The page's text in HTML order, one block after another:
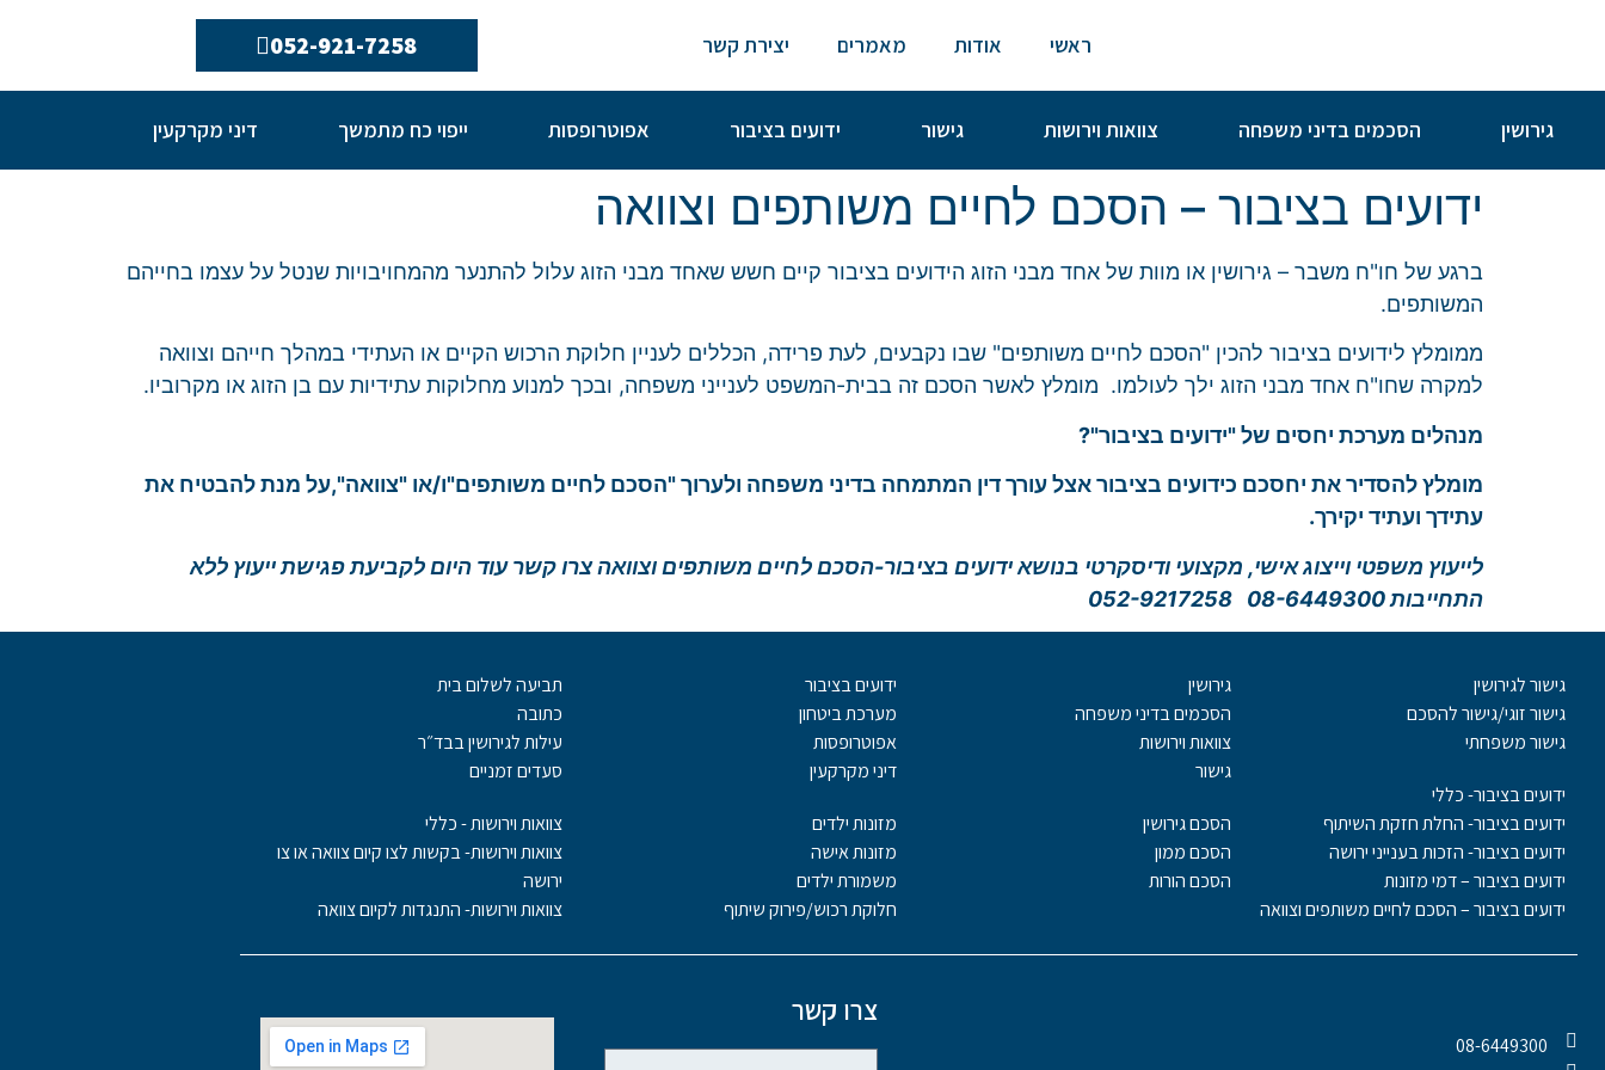
ראשי אודות מאמרים יצירת קשר 052-921-7258
גירושין הסכמים בדיני משפחה צוואות וירושות גישור ידועים בציבור אפוטרופסות ייפוי כח מתמשך דיני מקרקעין
ידועים בציבור – הסכם לחיים משותפים וצוואה
ברגע של חו"ח משבר – גירושין או מוות של אחד מבני הזוג הידועים בציבור קיים חשש שאחד מבני הזוג עלול להתנער מהמחויבויות שנטל על עצמו בחייהם
המשותפים.
ממומלץ לידועים בציבור להכין "הסכם לחיים משותפים" שבו נקבעים, לעת פרידה, הכללים לעניין חלוקת הרכוש הקיים או העתידי במהלך חייהם וצוואה
למקרה שחו"ח אחד מבני הזוג ילך לעולמו. מומלץ לאשר הסכם זה בבית-המשפט לענייני משפחה, ובכך למנוע מחלוקות עתידיות עם בן הזוג או מקרוביו.
מנהלים מערכת יחסים של "ידועים בציבור"?
מומלץ להסדיר את יחסכם כידועים בציבור אצל עורך דין המתמחה בדיני משפחה ולערוך "הסכם לחיים משותפים"ו/או "צוואה",על מנת להבטיח את
עתידך ועתיד יקירך.
לייעוץ משפטי וייצוג אישי, מקצועי ודיסקרטי בנושא ידועים בציבור-הסכם לחיים משותפים וצוואה צרו קשר עוד היום לקביעת פגישת ייעוץ ללא
התחייבות 08-6449300 052-9217258
גישור לגירושין
גישור זוגי/גישור להסכם
גישור משפחתי
ידועים בציבור- כללי
ידועים בציבור- החלת חזקת השיתוף
ידועים בציבור- הזכות בענייני ירושה
ידועים בציבור – דמי מזונות
ידועים בציבור – הסכם לחיים משותפים וצוואה
גירושין
הסכמים בדיני משפחה
צוואות וירושות
גישור
הסכם גירושין
הסכם ממון
הסכם הורות
ידועים בציבור
מערכת ביטחון
אפוטרופסות
דיני מקרקעין
מזונות ילדים
מזונות אישה
משמורת ילדים
חלוקת רכוש/פירוק שיתוף
תביעה לשלום בית
כתובה
עילות לגירושין בבד״ר
סעדים זמניים
צוואות וירושות - כללי
צוואות וירושות- בקשות לצו קיום צוואה או צו
ירושה
צוואות וירושות- התנגדות לקיום צוואה
08-6449300
צרו קשר